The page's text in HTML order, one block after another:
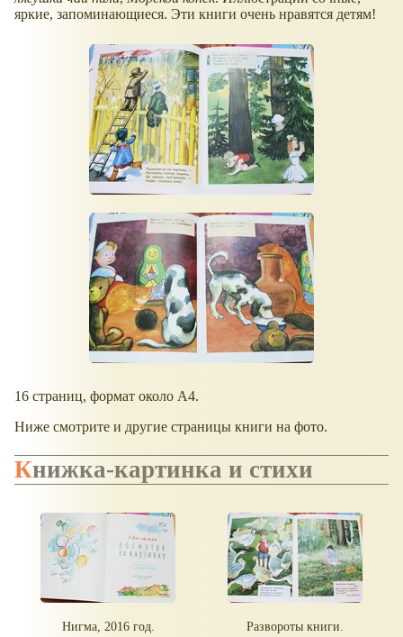
яркие, запоминающиеся. Эти книги очень нравятся детям!
16 страниц, формат около А4.
Ниже смотрите и другие страницы книги на фото.
Книжка-картинка и стихи
Нигма, 2016 год. Развороты книги.